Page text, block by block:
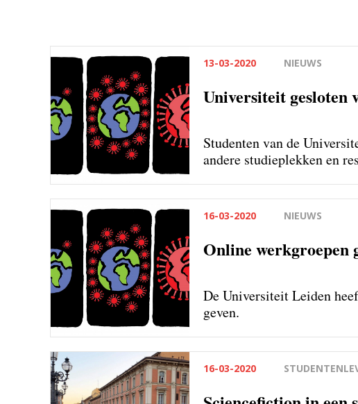
13-03-2020 NIEUWS
Universiteit gesloten
Studenten van de
andere studieplekken en
16-03-2020 NIEUWS
Online werkgroepen
De Universiteit Leiden
geven.
16-03-2020